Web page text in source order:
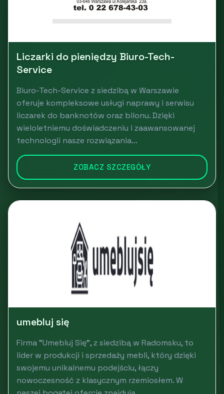
Liczarki do pieniędzy Biuro-Tech-
Service
Biuro-Tech-Service z siedzibą w Warszawie
oferuje kompleksowe usługi naprawy i serwisu
liczarek do banknotów oraz bilonu. Dzięki
wieloletniemu doświadczeniu i zaawansowanej
technologii nasze rozwiązania...
ZOBACZ SZCZEGÓŁY
umebluj się
Firma "Umebluj Się", z siedzibą w Radomsku, to
lider w produkcji i sprzedaży mebli, który dzięki
swojemu unikalnemu podejściu, łączy
nowoczesność z klasycznym rzemiosłem. W